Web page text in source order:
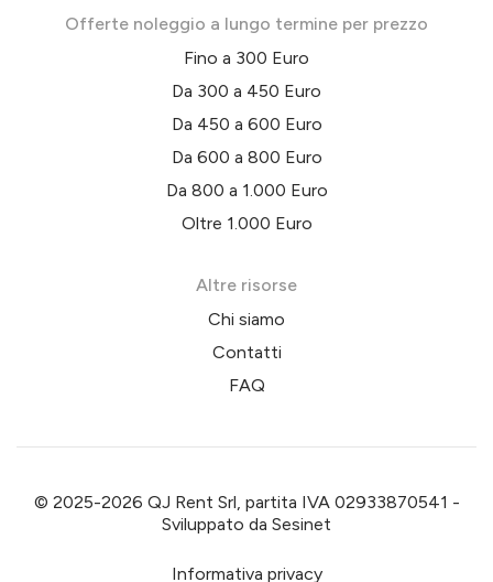
Offerte noleggio a lungo termine per prezzo
Fino a 300 Euro
Da 300 a 450 Euro
Da 450 a 600 Euro
Da 600 a 800 Euro
Da 800 a 1.000 Euro
Oltre 1.000 Euro
Altre risorse
Chi siamo
Contatti
FAQ
© 2025-2026 QJ Rent Srl, partita IVA 02933870541 -
Sviluppato da Sesinet
Informativa privacy